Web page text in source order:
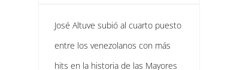
José Altuve subió al cuarto puesto
entre los venezolanos con más
hits en la historia de las Mayores